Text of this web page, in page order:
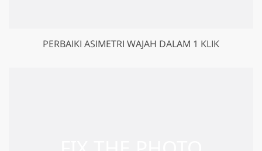
PERBAIKI ASIMETRI WAJAH DALAM 1 KLIK